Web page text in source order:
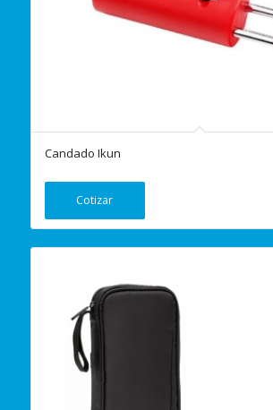
Candado Ikun
Cotizar